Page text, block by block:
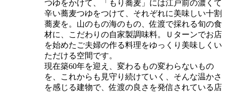
つゆをかけて、「もり蕎麦」には江戸前の濃くて
辛い蕎麦つゆをつけて、それぞれに美味しい十割
蕎麦を。山のもの海のもの、佐渡で採れる旬の食
材に、こだわりの自家製調味料。Ｕターンでお店
を始めたご夫婦の作る料理をゆっくり美味しくい
ただける空間です。
現在築60年を迎え、変わるもの変わらないもの
を、これからも見守り続けていく、そんな温かさ
を感じる建物で、佐渡の良さを発信されている店